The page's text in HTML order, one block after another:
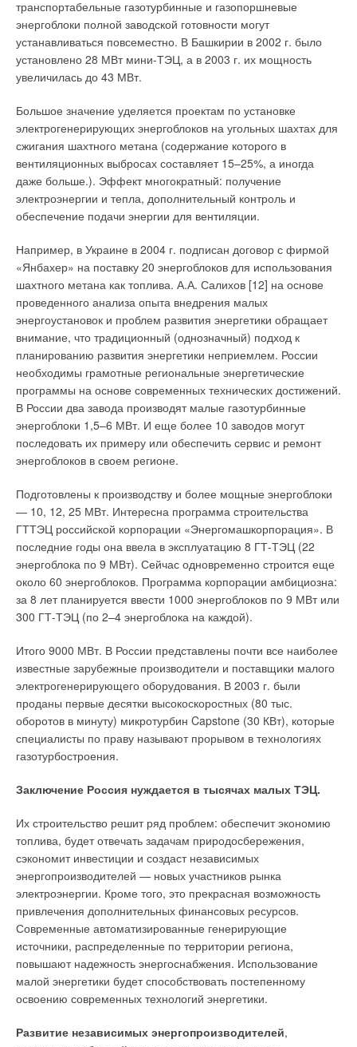
транспортабельные газотурбинные и газопоршневые
энергоблоки полной заводской готовности могут
устанавливаться повсеместно. В Башкирии в 2002 г. было
установлено 28 МВт мини-ТЭЦ, а в 2003 г. их мощность
увеличилась до 43 МВт.
Большое значение уделяется проектам по установке
электрогенерирующих энергоблоков на угольных шахтах для
сжигания шахтного метана (содержание которого в
вентиляционных выбросах составляет 15–25%, а иногда
даже больше.). Эффект многократный: получение
электроэнергии и тепла, дополнительный контроль и
обеспечение подачи энергии для вентиляции.
Например, в Украине в 2004 г. подписан договор с фирмой
«Янбахер» на поставку 20 энергоблоков для использования
шахтного метана как топлива. А.А. Салихов [12] на основе
проведенного анализа опыта внедрения малых
энергоустановок и проблем развития энергетики обращает
внимание, что традиционный (однозначный) подход к
планированию развития энергетики неприемлем. России
необходимы грамотные региональные энергетические
программы на основе современных технических достижений.
В России два завода производят малые газотурбинные
энергоблоки 1,5–6 МВт. И еще более 10 заводов могут
последовать их примеру или обеспечить сервис и ремонт
энергоблоков в своем регионе.
Подготовлены к производству и более мощные энергоблоки
— 10, 12, 25 МВт. Интересна программа строительства
ГТТЭЦ российской корпорации «Энергомашкорпорация». В
последние годы она ввела в эксплуатацию 8 ГТ-ТЭЦ (22
энергоблока по 9 МВт). Сейчас одновременно строится еще
около 60 энергоблоков. Программа корпорации амбициозна:
за 8 лет планируется ввести 1000 энергоблоков по 9 МВт или
300 ГТ-ТЭЦ (по 2–4 энергоблока на каждой).
Итого 9000 МВт. В России представлены почти все наиболее
известные зарубежные производители и поставщики малого
электрогенерирующего оборудования. В 2003 г. были
проданы первые десятки высокоскоростных (80 тыс.
оборотов в минуту) микротурбин Capstone (30 КВт), которые
специалисты по праву называют прорывом в технологиях
газотурбостроения.
Заключение Россия нуждается в тысячах малых ТЭЦ.
Их строительство решит ряд проблем: обеспечит экономию
топлива, будет отвечать задачам природосбережения,
сэкономит инвестиции и создаст независимых
энергопроизводителей — новых участников рынка
электроэнергии. Кроме того, это прекрасная возможность
привлечения дополнительных финансовых ресурсов.
Современные автоматизированные генерирующие
источники, распределенные по территории региона,
повышают надежность энергоснабжения. Использование
малой энергетики будет способствовать постепенному
освоению современных технологий энергетики.
Развитие независимых энергопроизводителей,
совершенствования не прекращается.
— В какие сегменты рынка GRUNDFOS инвестирует
особенно активно?
развитие, под которым можно понимать совокупность
сегментов производства, продаж, сервиса. Мы уже давали
информацию о том, что под Истрой строится наш первый
завод. На первом этапе будет реализована сборка наиболее
популярных многоступенчатых насосов, также будут
реализованы все наши мечты по поводу повышения качества
услуг — профессионального сервиса и логистики, поскольку
складских помещений нам сегодня уже явно не хватает. Еще
один важный инвестиционный участок — развитие
инфраструктуры ООО «ГРУНДФОС» в российских регионах.
На сегодняшний день основная часть продаж оборудования
GRUNDFOS сосредоточена в центральном регионе, но ни
для кого не секрет, что регионы вскоре станут основными
потребителями нашего оборудования, поскольку там
сосредоточен весь российский промышленный потенциал.
Поэтому для нас важно, чтобы GRUNDFOS обеспечил
сравнимые по качеству услуги по продажам, сервису и
логистике не только в Москве. Отдельно нужно отметить тот
факт, что GRUNDFOS инвестирует в своих сотрудников —
чтобы они могли реализовать свой потенциал. Персонал
профессионально расти. Этим GRUNDFOS может по праву
гордиться. В России персонал представлен только
российскими специалистами. Те времена, когда в Россию из
Европы отправлялся куратор и следил за ходом дел, давно
прошли. В умах руководства материнской компании ООО
«ГРУНДФОС» уже давно ассоциируется с
профессиональной компанией. Если говорить об общих
тенденциях инвестиционной политики, руководство концерна
как один из самых перспективных. Проинвестированы
значительные средства, в частности, в строящиеся
производственные мощности, в развитие наших партнеров.
Для нас, россиян, это очень важный фактор. Мы уверены,
что российский рынок станет для GRUNDFOS основным.
— В слогане Be > Think > Innovate> («Быть
первое слово означает, что GRUNDFOS позиционирует
ответственность за влияние на окружающую среду и
заботу о ней.
— Да, это так. Долгие годы в России этот фактор
рассматривался не более чем рекламый шаг. Для нас он
является одним из важнейших факторов развития. Говоря об
ответственности, GRUNDFOS отвечает, во-первых, за людей,
работающих в компании, во-вторых, перед людьми, для
которых выпускает свою продукцию, и, в-третьих, за
окружающий мир, в котором он (GRUNDFOS) живет и
развивается. К сожалению, погоня за новыми технологиями
высокотехнологичные процессы ведут к нарушению